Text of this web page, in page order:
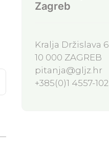
Zagreb
Kralja Držislava 6
10 000 ZAGREB
pitanja@gljz.hr
+385(0)1 4557-102